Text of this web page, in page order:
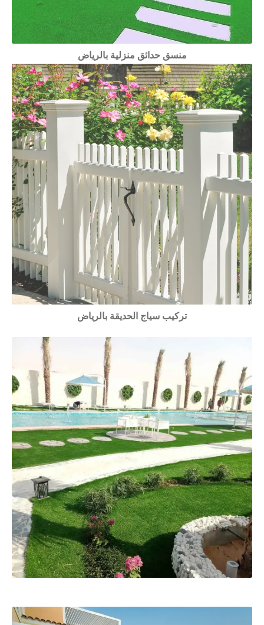
منسق حدائق منزلية بالرياض
تركيب سياج الحديقة بالرياض